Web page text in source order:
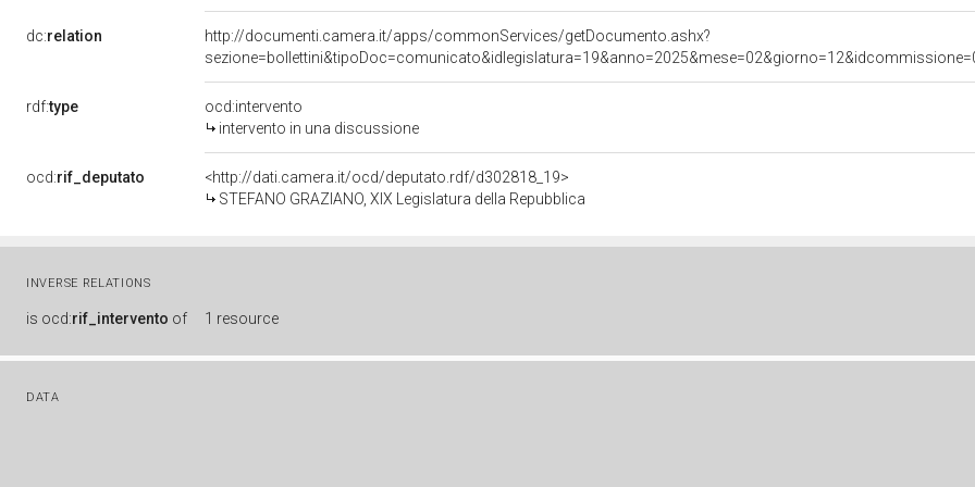
dc:relation
http://documenti.camera.it/apps/commonServices/getDocumento.ashx?
rdf:type
ocd:intervento
intervento in una discussione
ocd:rif_deputato
<http://dati.camera.it/ocd/deputato.rdf/d302818_19>
STEFANO GRAZIANO, XIX Legislatura della Repubblica
INVERSE RELATIONS
is ocd:rif_intervento of 1 resource
DATA